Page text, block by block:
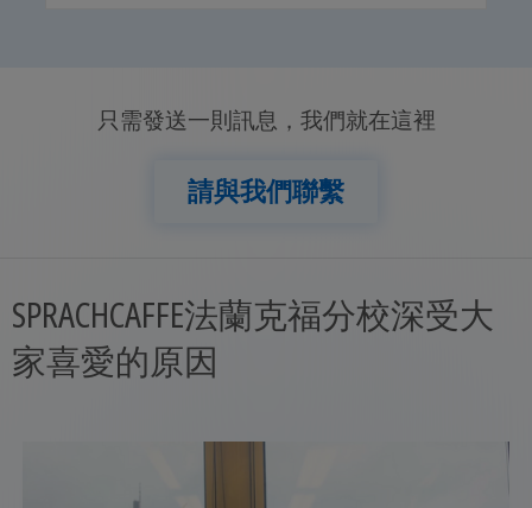
只需發送一則訊息，我們就在這裡
請與我們聯繫
SPRACHCAFFE法蘭克福分校深受大
家喜愛的原因